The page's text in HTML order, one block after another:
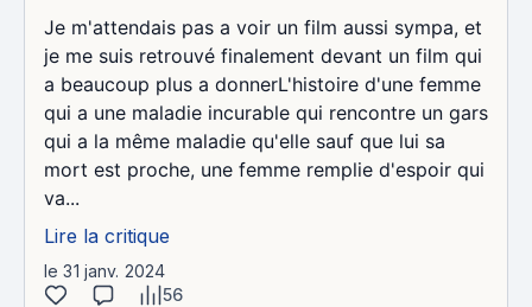
Je m'attendais pas a voir un film aussi sympa, et
je me suis retrouvé finalement devant un film qui
a beaucoup plus a donnerL'histoire d'une femme
qui a une maladie incurable qui rencontre un gars
qui a la même maladie qu'elle sauf que lui sa
mort est proche, une femme remplie d'espoir qui
va...
Lire la critique
le 31 janv. 2024
56